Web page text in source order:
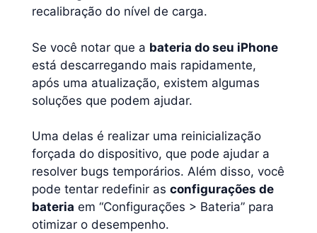
recalibração do nível de carga.
Se você notar que a bateria do seu iPhone
está descarregando mais rapidamente,
após uma atualização, existem algumas
soluções que podem ajudar.
Uma delas é realizar uma reinicialização
forçada do dispositivo, que pode ajudar a
resolver bugs temporários. Além disso, você
pode tentar redefinir as configurações de
bateria em “Configurações > Bateria” para
otimizar o desempenho.